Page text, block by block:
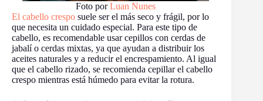
Foto porLuan Nunes
El cabello crespo suele ser el más seco y frágil, por lo
que necesita un cuidado especial. Para este tipo de
cabello, es recomendable usar cepillos con cerdas de
jabalí o cerdas mixtas, ya que ayudan a distribuir los
aceites naturales y a reducir el encrespamiento. Al igual
que el cabello rizado, se recomienda cepillar el cabello
crespo mientras está húmedo para evitar la rotura.